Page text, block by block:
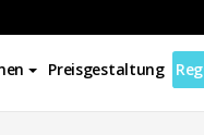
Preisgestaltung